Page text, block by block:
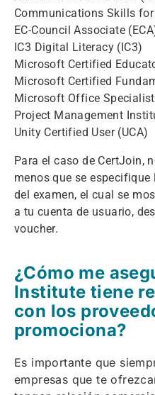
Communications Skills for
EC-Council Associate
IC3 Digital Literacy (IC3)
Microsoft Certified
Microsoft Certified
Microsoft Office
Project Management
Unity Certified User (UCA)
Para el caso de CertJoin,
menos que se
del examen, el cual se
a tu cuenta de usuario,
voucher.
¿Cómo me
Institute tiene
con los
promociona?
Es importante que
empresas que te